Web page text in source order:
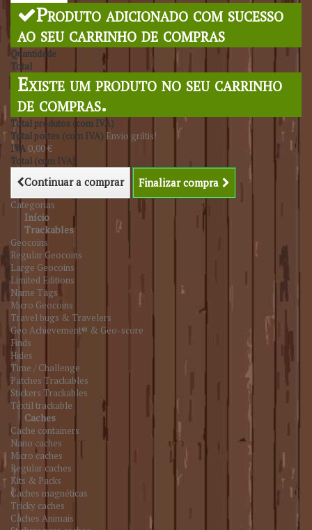
Pesquisar
Produto adicionado com sucesso
ao seu carrinho de compras
Quantidade
Total
Existe um produto no seu carrinho
de compras.
Total produtos (com IVA)
Total portes (com IVA) Envio grátis!
IVA 0,00 €
Total (com IVA)
Continuar a comprar Finalizar compra
Categorias
Início
Trackables
Geocoins
Regular Geocoins
Large Geocoins
Limited Editions
Name Tags
Micro Geocoins
Travel bugs & Travelers
Geo Achievement® & Geo-score
Finds
Hides
Time / Challenge
Patches Trackables
Stickers Trackables
Têxtil trackable
Caches
Cache containers
Nano caches
Micro caches
Regular caches
Kits & Packs
Caches magnéticas
Tricky caches
Caches Animais